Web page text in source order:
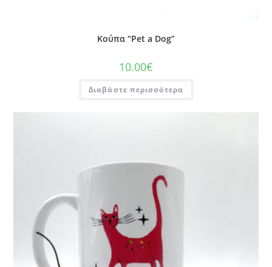
Κούπα “Pet a Dog”
10.00€
Διαβάστε περισσότερα